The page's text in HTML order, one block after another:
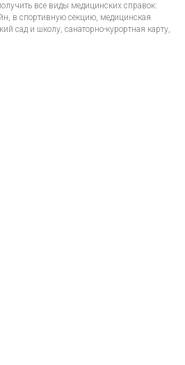
все виды медицинских справок:
в спортивную секцию, медицинская
сад и школу, санаторно-курортная карту,